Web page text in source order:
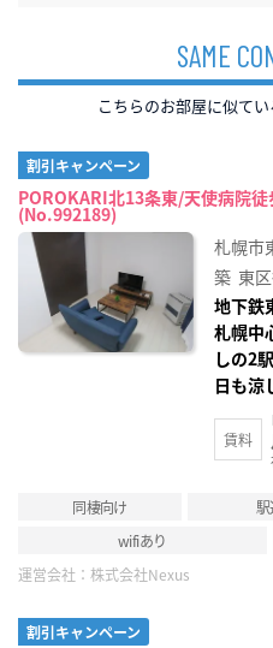
SAME
こちらのお部屋に似て
割引キャンペーン
POROKARI北13条東/天使病院
(No.992189)
札幌市
築 東
地下鉄
札幌中
しの2
日も涼
賃料
同棲向け 駅
wifiあり
運営会社： 株式会社Nexus
割引キャンペーン